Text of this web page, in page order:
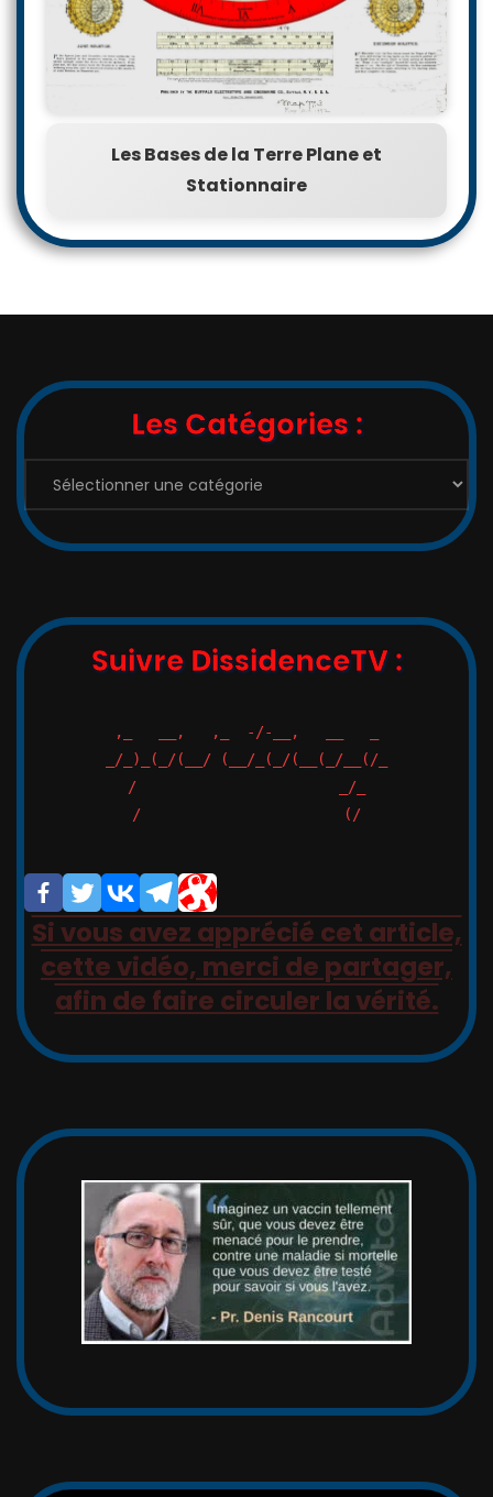
Les Bases de la Terre Plane et
Stationnaire
Les Catégories :
Suivre DissidenceTV :
,_   __,   ,_  -/-__,   __   _
_/_)_(_/(__/ (__/_(_/(__(_/__(/_
/                       _/_
/                       (/
Si vous avez apprécié cet article,
cette vidéo, merci de partager,
afin de faire circuler la vérité.